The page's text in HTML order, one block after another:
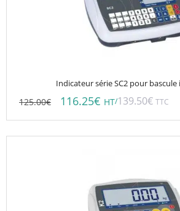
Indicateur série SC2 pour
125.00€ 116.25€ HT/139.50€ TTC